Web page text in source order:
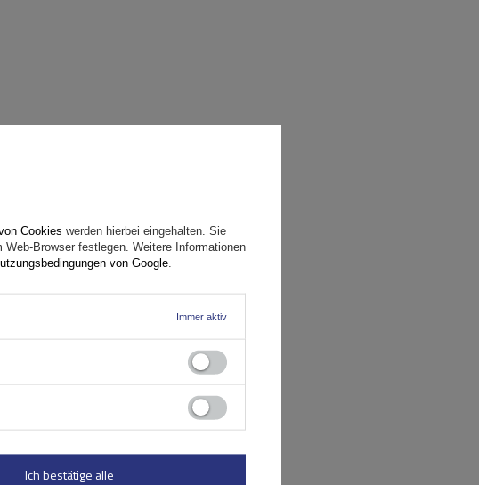
Cookies werden hierbei eingehalten. Sie
Browser festlegen. Weitere Informationen
von Google
Immer aktiv
Ich bestätige alle